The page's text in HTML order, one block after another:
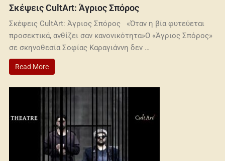
Σκέψεις CultArt: Άγριος Σπόρος
Σκέψεις CultArt: Άγριος Σπόρος «Όταν η βία φυτεύεται
προσεκτικά, ανθίζει σαν κανονικότητα»Ο «Άγριος Σπόρος»
σε σκηνοθεσία Σοφίας Καραγιάννη δεν …
Read More